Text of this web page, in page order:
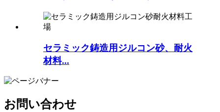
セラミック鋳造用ジルコン砂、耐火
材料...
お問い合わせ